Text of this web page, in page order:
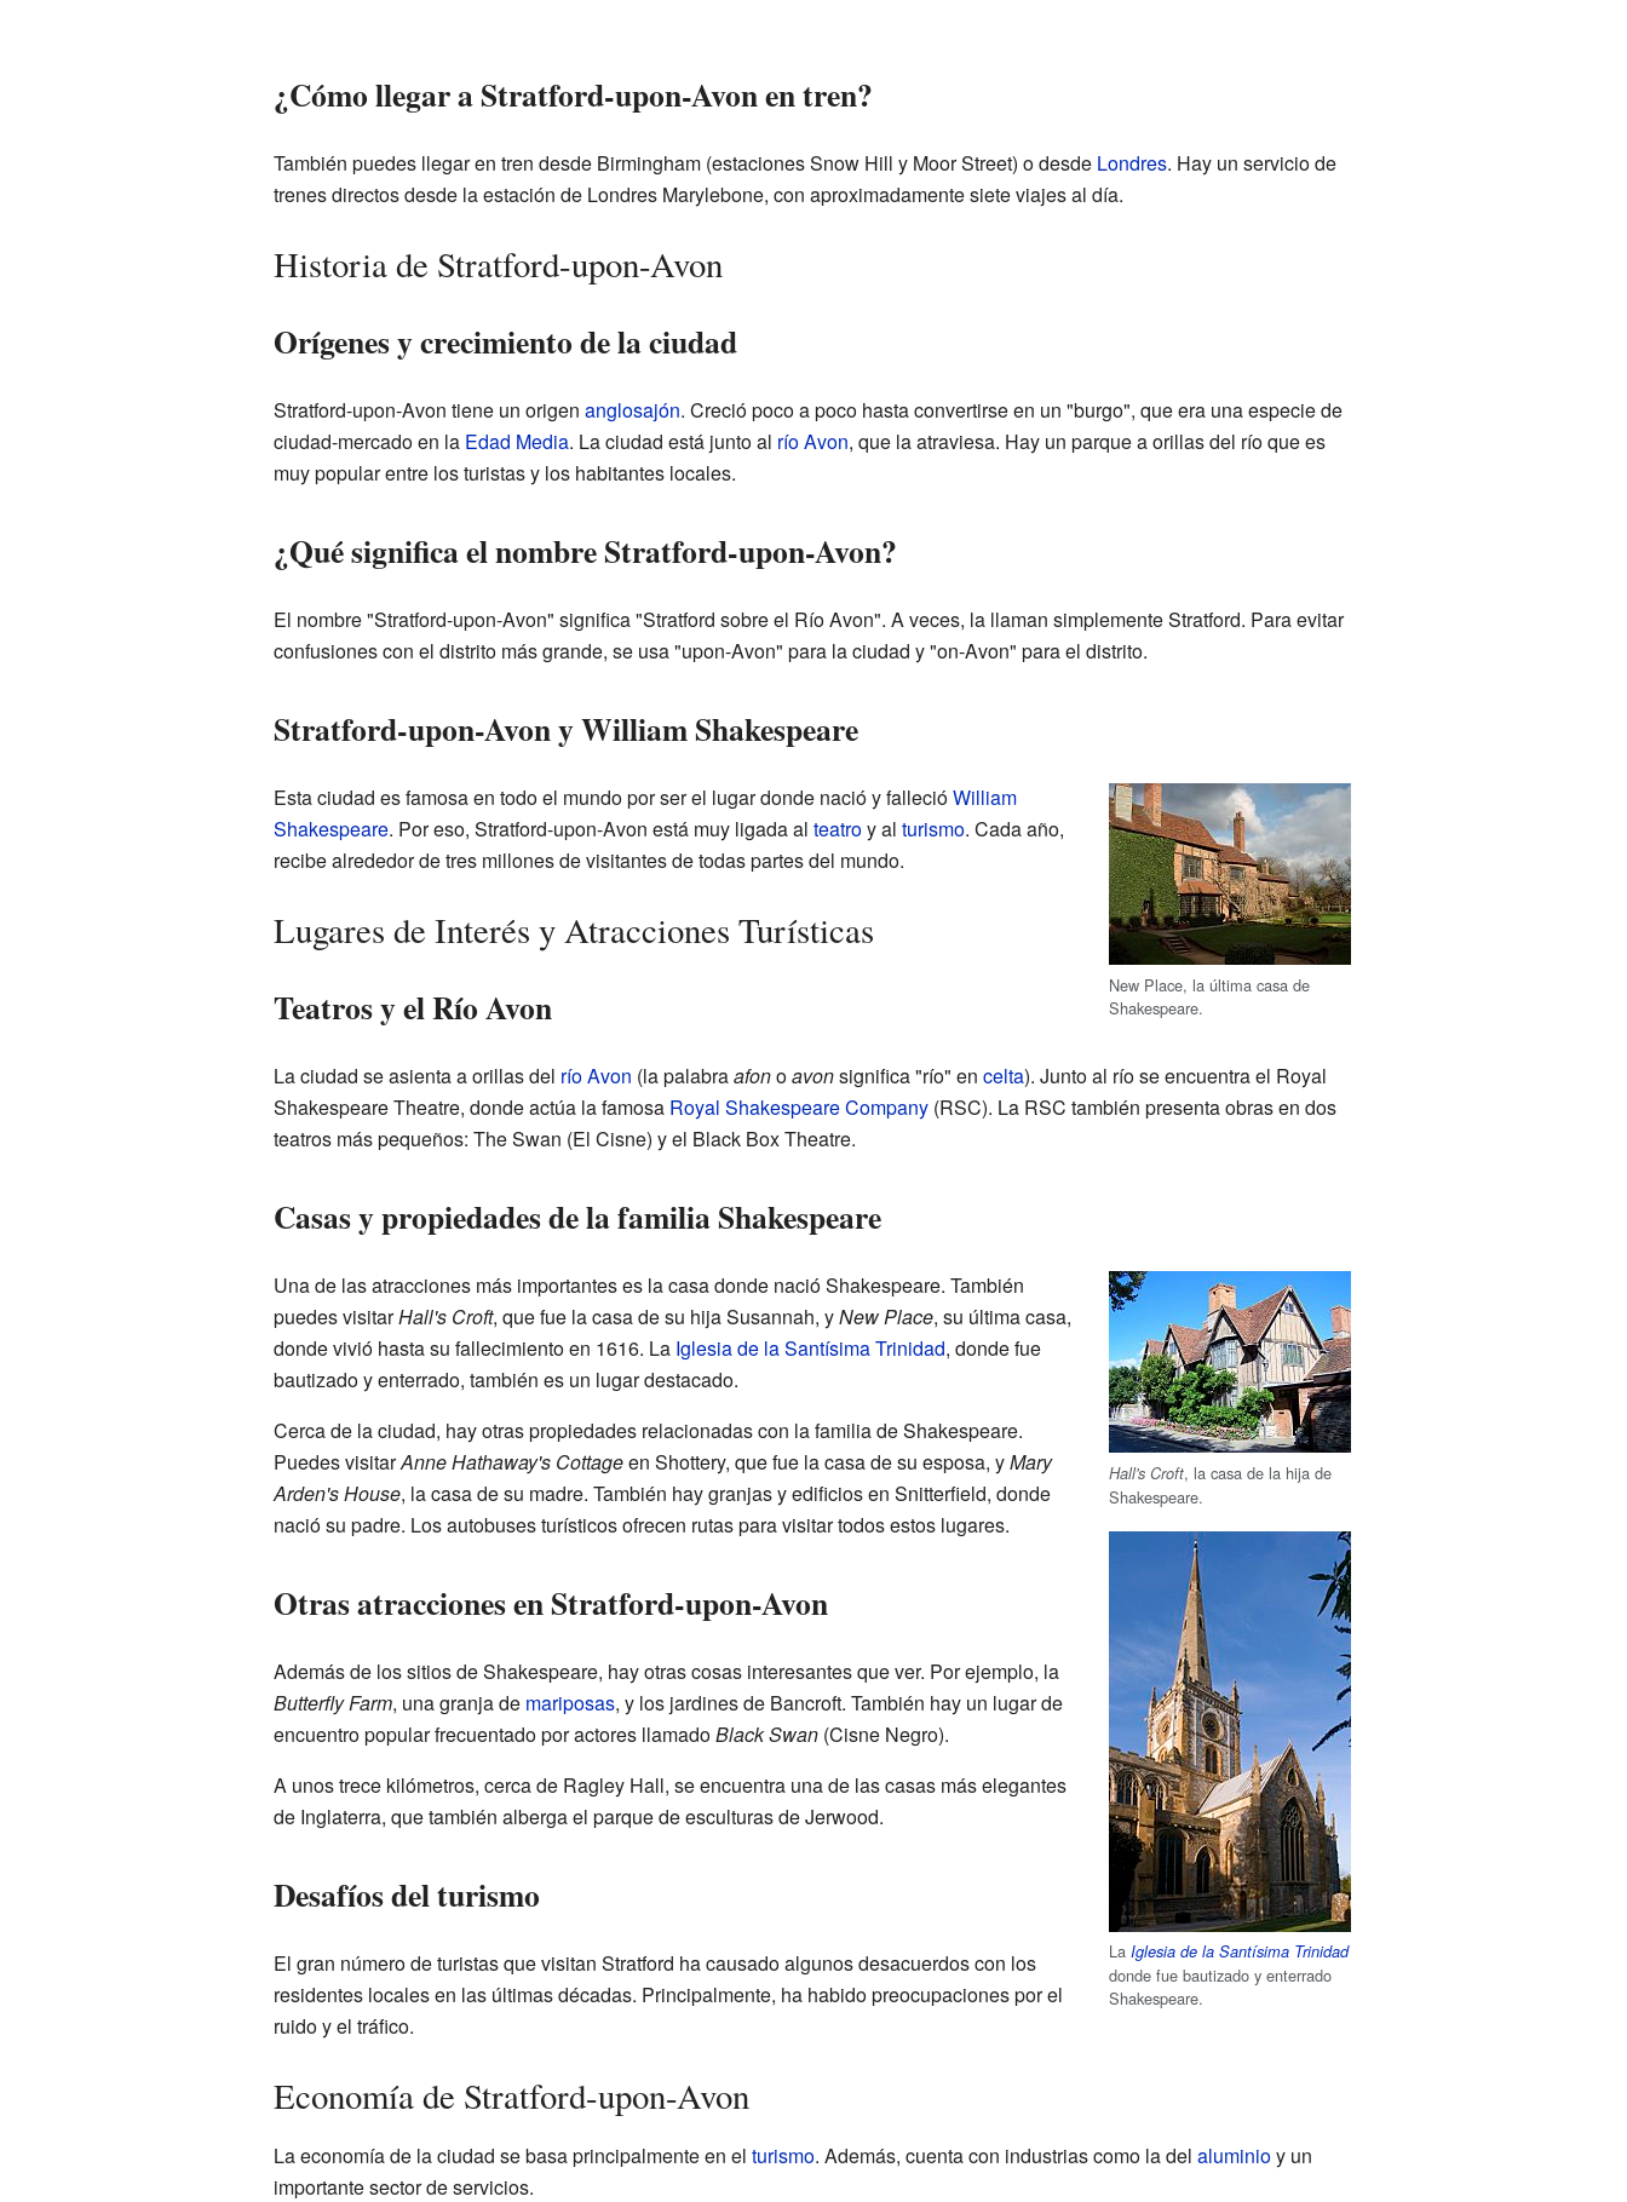
¿Cómo llegar a Stratford-upon-Avon en tren?
También puedes llegar en tren desde Birmingham (estaciones Snow Hill y Moor Street) o desde Londres. Hay un servicio de
trenes directos desde la estación de Londres Marylebone, con aproximadamente siete viajes al día.
Historia de Stratford-upon-Avon
Orígenes y crecimiento de la ciudad
Stratford-upon-Avon tiene un origen anglosajón. Creció poco a poco hasta convertirse en un "burgo", que era una especie de
ciudad-mercado en la Edad Media. La ciudad está junto al río Avon, que la atraviesa. Hay un parque a orillas del río que es
muy popular entre los turistas y los habitantes locales.
¿Qué significa el nombre Stratford-upon-Avon?
El nombre "Stratford-upon-Avon" significa "Stratford sobre el Río Avon". A veces, la llaman simplemente Stratford. Para evitar
confusiones con el distrito más grande, se usa "upon-Avon" para la ciudad y "on-Avon" para el distrito.
Stratford-upon-Avon y William Shakespeare
New Place, la última casa de
Shakespeare.
Esta ciudad es famosa en todo el mundo por ser el lugar donde nació y fallecióWilliam
Shakespeare. Por eso, Stratford-upon-Avon está muy ligada al teatroy al turismo. Cada año,
recibe alrededor de tres millones de visitantes de todas partes del mundo.
Lugares de Interés y Atracciones Turísticas
Teatros y el Río Avon
La ciudad se asienta a orillas del río Avon (la palabraafonoavonsignifica "río" en celta). Junto al río se encuentra el Royal
Shakespeare Theatre, donde actúa la famosa Royal Shakespeare Company(RSC). La RSC también presenta obras en dos
teatros más pequeños: The Swan (El Cisne) y el Black Box Theatre.
Casas y propiedades de la familia Shakespeare
Hall's Croft, la casa de la hija de
Shakespeare.
LaIglesia de la Santísima Trinidad
donde fue bautizado y enterrado
Shakespeare.
Una de las atracciones más importantes es la casa donde nació Shakespeare. También
puedes visitarHall's Croft, que fue la casa de su hija Susannah, yNew Place, su última casa,
donde vivió hasta su fallecimiento en 1616. La Iglesia de la Santísima Trinidad, donde fue
bautizado y enterrado, también es un lugar destacado.
Cerca de la ciudad, hay otras propiedades relacionadas con la familia de Shakespeare.
Puedes visitarAnne Hathaway's Cottageen Shottery, que fue la casa de su esposa, yMary
Arden's House, la casa de su madre. También hay granjas y edificios en Snitterfield, donde
nació su padre. Los autobuses turísticos ofrecen rutas para visitar todos estos lugares.
Otras atracciones en Stratford-upon-Avon
Además de los sitios de Shakespeare, hay otras cosas interesantes que ver. Por ejemplo, la
Butterfly Farm, una granja de mariposas, y los jardines de Bancroft. También hay un lugar de
encuentro popular frecuentado por actores llamadoBlack Swan(Cisne Negro).
A unos trece kilómetros, cerca de Ragley Hall, se encuentra una de las casas más elegantes
de Inglaterra, que también alberga el parque de esculturas de Jerwood.
Desafíos del turismo
El gran número de turistas que visitan Stratford ha causado algunos desacuerdos con los
residentes locales en las últimas décadas. Principalmente, ha habido preocupaciones por el
ruido y el tráfico.
Economía de Stratford-upon-Avon
La economía de la ciudad se basa principalmente en el turismo. Además, cuenta con industrias como la del aluminioy un
importante sector de servicios.